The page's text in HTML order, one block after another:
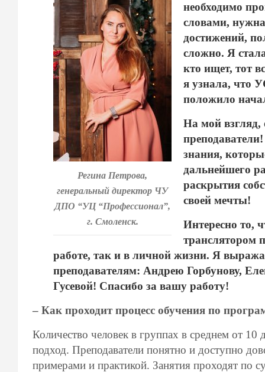
Регина Петрова,
генеральный директор ЧУ
ДПО “УЦ “Профессионал”,
г. Смоленск.
необходимо
словами,
достижений,
сложно. Я
кто ищет, тот
я узнала, что
положило
На мой взгляд,
знания,
дальнейшего
раскрытия
своей мечты!
Интересно то,
транслятором
работе, так и в личной жизни. Я
преподавателям: Андрею Горбунову,
Гусевой! Спасибо за вашу работу!
– Как проходит процесс обучения по
Количество человек в группах в среднем от
подход. Преподаватели понятно и доступно
примерами и практикой. Занятия проходят по